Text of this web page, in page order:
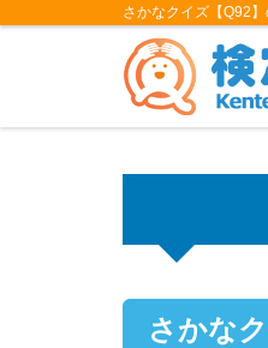
さかなクイズ【Q92
さかな